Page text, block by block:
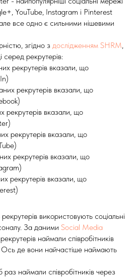
YouTube, Instagram і Pinterest
все одно є сильними нішевими
згідно з дослідженням SHRM
рекрутерів:
рекрутерів вказали, що
рекрутерів вказали, що
рекрутерів вказали, що
рекрутерів вказали, що
рекрутерів вказали, що
рекрутерів вказали, що
використовують соціальні
За даними Social Media
наймали співробітників
Ось де вони найчастіше наймають
наймали співробітників через